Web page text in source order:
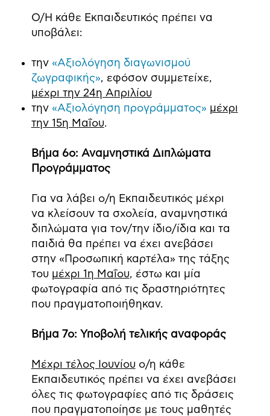
Ο/Η κάθε Εκπαιδευτικός πρέπει να
υποβάλει:
την «Αξιολόγηση διαγωνισμού
ζωγραφικής», εφόσον συμμετείχε,
μέχρι την 24η Απριλίου
την «Αξιολόγηση προγράμματος» μέχρι
την 15η Μαΐου.
Βήμα 6ο: Αναμνηστικά Διπλώματα
Προγράμματος
Για να λάβει ο/η Εκπαιδευτικός μέχρι
να κλείσουν τα σχολεία, αναμνηστικά
διπλώματα για τον/την ίδιο/ίδια και τα
παιδιά θα πρέπει να έχει ανεβάσει
στην «Προσωπική καρτέλα» της τάξης
του μέχρι 1η Μαΐου, έστω και μία
φωτογραφία από τις δραστηριότητες
που πραγματοποιήθηκαν.
Βήμα 7ο: Υποβολή τελικής αναφοράς
Μέχρι τέλος Ιουνίου ο/η κάθε
Εκπαιδευτικός πρέπει να έχει ανεβάσει
όλες τις φωτογραφίες από τις δράσεις
που πραγματοποίησε με τους μαθητές